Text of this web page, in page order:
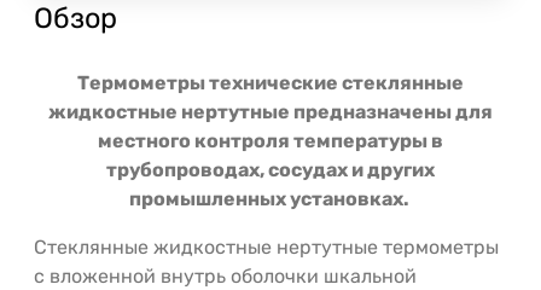
Обзор
Термометры технические стеклянные
жидкостные нертутные предназначены для
местного контроля температуры в
трубопроводах, сосудах и других
промышленных установках.
Стеклянные жидкостные нертутные термометры
с вложенной внутрь оболочки шкальной